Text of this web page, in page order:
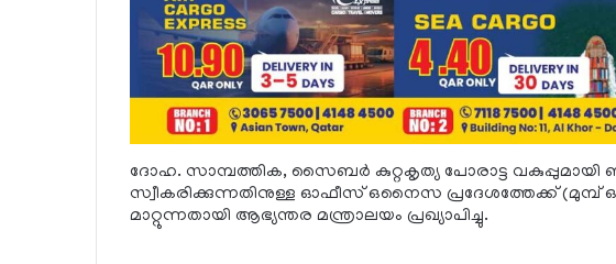
ദോഹ. സാമ്പത്തിക, സൈബര്‍ കുറ്റകൃത്യ പോരാട്ട വകുപ്പുമായി
സ്വീകരിക്കുന്നതിനുള്ള ഓഫീസ് ഒനൈസ പ്രദേശത്തേക്ക്
മാറ്റുന്നതായി ആഭ്യന്തര മന്ത്രാലയം പ്രഖ്യാപിച്ചു.